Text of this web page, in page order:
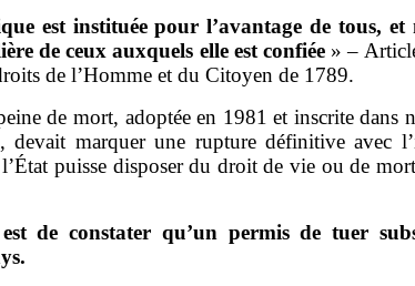
est instituée pour l’avantage de tous, et
de ceux auxquels elle est confiée» –
de l’Homme et du Citoyen de 1789.
de mort, adoptée en 1981 et inscrite dans
devait marquer une rupture définitive avec
l’État puisse disposer du droit de vie ou de
de constater qu’un permis de tuer